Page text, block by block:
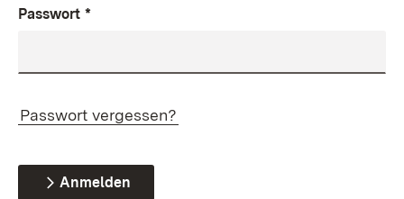
Passwort *
Passwort vergessen?
Anmelden